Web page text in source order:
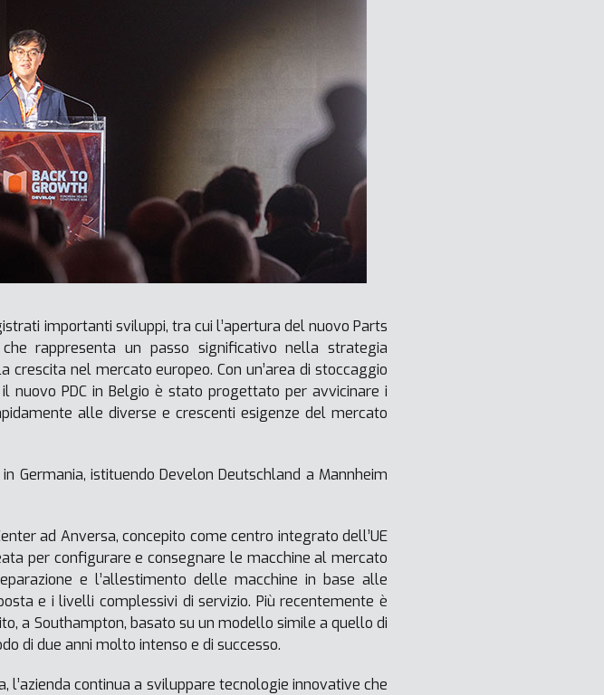
importanti sviluppi, tra cui l’apertura del nuovo Parts
rappresenta un passo significativo nella strategia
nel mercato europeo. Con un’area di stoccaggio
nuovo PDC in Belgio è stato progettato per avvicinare i
alle diverse e crescenti esigenze del mercato
Germania, istituendo Develon Deutschland a Mannheim
ad Anversa, concepito come centro integrato dell’UE
per configurare e consegnare le macchine al mercato
e l’allestimento delle macchine in base alle
e i livelli complessivi di servizio. Più recentemente è
a Southampton, basato su un modello simile a quello di
di due anni molto intenso e di successo.
continua a sviluppare tecnologie innovative che